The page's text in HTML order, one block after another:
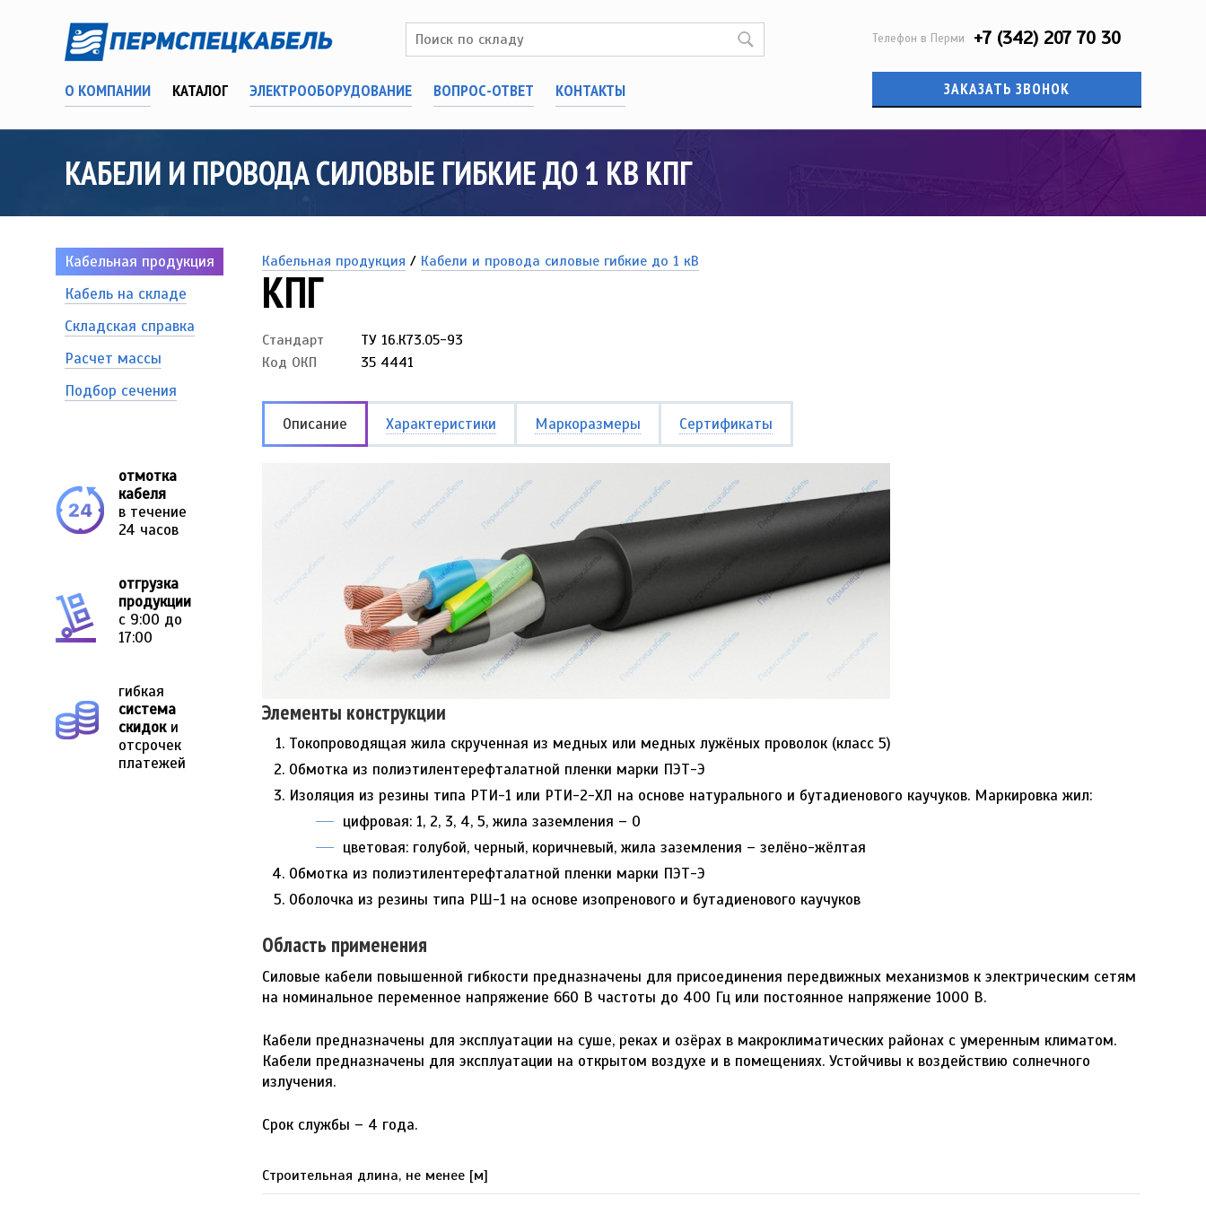
О КОМПАНИИ КАТАЛОГ ЭЛЕКТРООБОРУДОВАНИЕ ВОПРОС-ОТВЕТ КОНТАКТЫ
Телефон в Перми +7 (342) 207 70 30
ЗАКАЗАТЬ ЗВОНОК
КАБЕЛИ И ПРОВОДА СИЛОВЫЕ ГИБКИЕ ДО 1 КВ КПГ
Кабельная продукция
Кабель на складе
Складская справка
Расчет массы
Подбор сечения
отмотка
кабеля
в течение
24 часов
отгрузка
продукции
с 9:00 до
17:00
гибкая
система
скидоки
отсрочек
платежей
Кабельная продукция / Кабели и провода силовые гибкие до 1 кВ
КПГ
Стандарт
ТУ 16.К73.05-93
Код ОКП
35 4441
Описание Характеристики Маркоразмеры Сертификаты
Элементы конструкции
Токопроводящая жила скрученная из медных или медных лужёных проволок (класс 5)
Обмотка из полиэтилентерефталатной пленки марки ПЭТ-Э
Изоляция из резины типа РТИ-1 или РТИ-2-ХЛ на основе натурального и бутадиенового каучуков. Маркировка жил:
цифровая: 1, 2, 3, 4, 5, жила заземления – 0
цветовая: голубой, черный, коричневый, жила заземления – зелёно-жёлтая
Обмотка из полиэтилентерефталатной пленки марки ПЭТ-Э
Оболочка из резины типа РШ-1 на основе изопренового и бутадиенового каучуков
Область применения
Силовые кабели повышенной гибкости предназначены для присоединения передвижных механизмов к электрическим сетям
на номинальное переменное напряжение 660 В частоты до 400 Гц или постоянное напряжение 1000 В.
Кабели предназначены для эксплуатации на суше, реках и озёрах в макроклиматических районах с умеренным климатом.
Кабели предназначены для эксплуатации на открытом воздухе и в помещениях. Устойчивы к воздействию солнечного
излучения.
Срок службы – 4 года.
Строительная длина, не менее [м]